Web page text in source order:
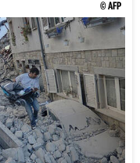
© AFP